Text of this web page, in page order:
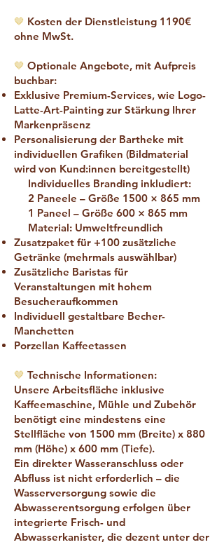
🤎 Kosten der Dienstleistung 1190€
ohne MwSt.
🤎 Optionale Angebote, mit Aufpreis
buchbar:
Exklusive Premium-Services, wie Logo-
Latte-Art-Painting zur Stärkung Ihrer
Markenpräsenz
Personalisierung der Bartheke mit
individuellen Grafiken (Bildmaterial
wird von Kund:innen bereitgestellt)
Individuelles Branding inkludiert:
2 Paneele – Größe 1500 × 865 mm
1 Paneel – Größe 600 × 865 mm
Material: Umweltfreundlich
Zusatzpaket für +100 zusätzliche
Getränke (mehrmals auswählbar)
Zusätzliche Baristas für
Veranstaltungen mit hohem
Besucheraufkommen
Individuell gestaltbare Becher-
Manchetten
Porzellan Kaffeetassen
🤎 Technische Informationen:
Unsere Arbeitsfläche inklusive
Kaffeemaschine, Mühle und Zubehör
benötigt eine mindestens eine
Stellfläche von 1500 mm (Breite) x 880
mm (Höhe) x 600 mm (Tiefe).
Ein direkter Wasseranschluss oder
Abfluss ist nicht erforderlich – die
Wasserversorgung sowie die
Abwasserentsorgung erfolgen über
integrierte Frisch- und
Abwasserkanister, die dezent unter der